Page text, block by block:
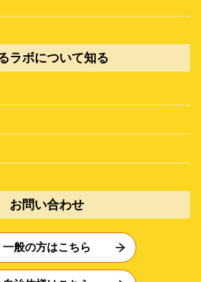
ラボについて知る
お問い合わせ
一般の方はこちら